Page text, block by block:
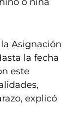
Asignación
la fecha
este
explicó